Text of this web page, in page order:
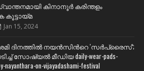
കിനാനൂർ കരിന്തളം
Jan 15, 2024
ദിനത്തില്‍ നയന്‍സിന്‍റെ 'സര്‍പ്രൈസ്';
സോഷ്യല്‍ മീഡിയ daily-wear-pads-
nayanthara-on-vijayadashami-festival